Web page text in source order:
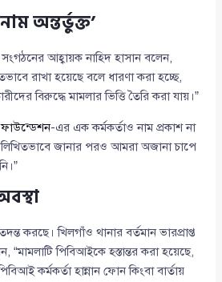
অন্তর্ভুক্ত’
সংগঠনের আহ্বায়ক নাহিদ হাসান বলেন,
রাখা হয়েছে বলে ধারণা করা হচ্ছে,
বিরুদ্ধে মামলার ভিত্তি তৈরি করা যায়।”
-এর এক কর্মকর্তাও নাম প্রকাশ না
লিখিতভাবে জানার পরও আমরা অজানা চাপে
করছে। খিলগাঁও থানার বর্তমান ভারপ্রাপ্ত
“মামলাটি পিবিআইকে হস্তান্তর করা হয়েছে,
কর্মকর্তা হান্নান ফোন কিংবা বার্তায়